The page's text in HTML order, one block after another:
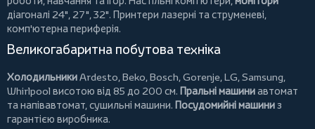
діагоналі 24", 27", 32". Принтери лазерні та струменеві,
комп'ютерна периферія.
Великогабаритна побутова техніка
ХолодильникиArdesto,Beko,Bosch,Gorenje,LG,Samsung,
Whirlpool висотою від 85 до 200 см. Пральні машиниавтомат
та напівавтомат,сушильні машини. Посудомийні машиниз
гарантією виробника.